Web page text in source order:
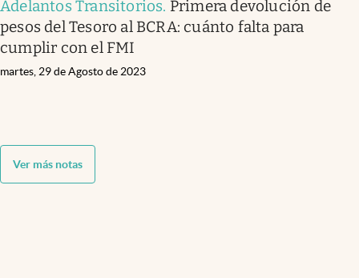
Adelantos Transitorios. Primera devolución de
pesos del Tesoro al BCRA: cuánto falta para
cumplir con el FMI
martes, 29 de Agosto de 2023
Ver más notas